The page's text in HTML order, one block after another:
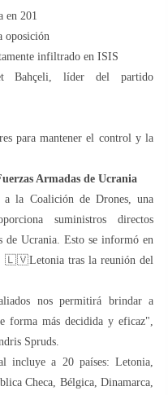
201
oposición
infiltrado en ISIS
Bahçeli, líder del partido
para mantener el control y la
Armadas de Ucrania
la Coalición de Drones, una
suministros directos
de Ucrania. Esto se informó en
🇱🇻Letonia tras la reunión del
nos permitirá brindar a
forma más decidida y eficaz",
Spruds.
incluye a 20 países: Letonia,
Checa, Bélgica, Dinamarca,